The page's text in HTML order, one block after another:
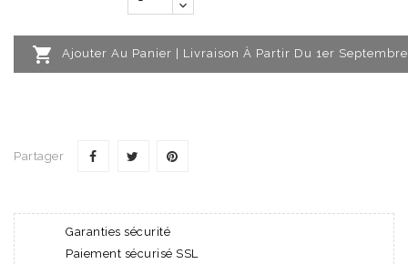
 Ajouter Au Panier | Livraison À Partir Du 1er Septembre
Partager
Garanties sécurité
Paiement sécurisé SSL